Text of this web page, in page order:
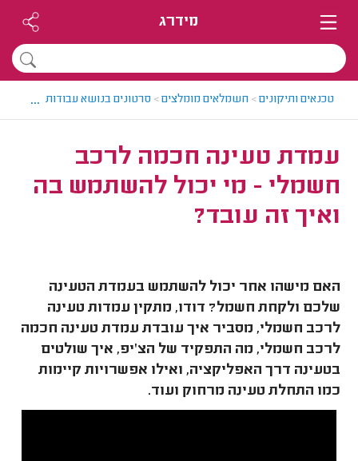
מידרג
טכנאים ותיקונים> חשמלאים מומלצים> סרטונים בנושא עבודות חשמל
...
עמדת טעינה חכמה לרכב
חשמלי - מי יכול להשתמש בה
ואיך זה עובד?
האם מישהו אחר יכול להשתמש בעמדת הטעינה
שלכם ולקחת חשמל? דודו, מתקין עמדות טעינה
לרכב חשמלי, מסביר איך עובדת עמדת טעינה חכמה
לרכב חשמלי, מה התפקיד של הצ'יפ, איך שולטים
בטעינה דרך האפליקציה, ואילו אפשרויות קיימות
כמו התחלת טעינה מרחוק ועוד.